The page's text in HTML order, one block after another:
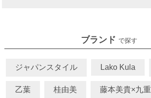
ブランド で探す
ジャパンスタイル Lako Kula
乙葉 桂由美 藤本美貴×九重